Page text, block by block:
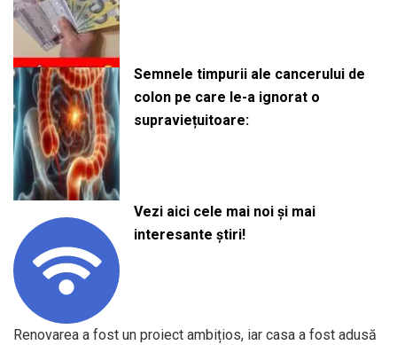
Semnele timpurii ale cancerului de
colon pe care le-a ignorat o
supraviețuitoare:
Vezi aici cele mai noi și mai
interesante știri!
Renovarea a fost un proiect ambițios, iar casa a fost adusă